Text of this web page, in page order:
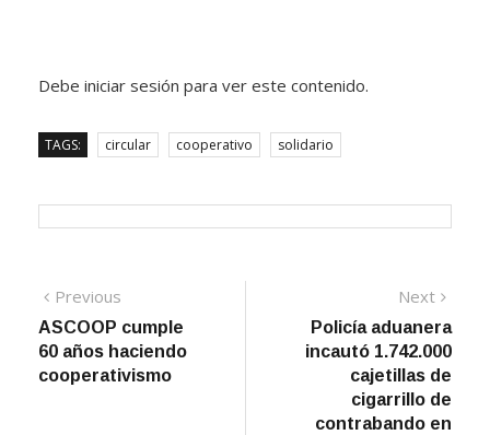
Debe iniciar sesión para ver este contenido.
TAGS: circular cooperativo solidario
Navegación
de
entradas
Previous
post:
ASCOOP cumple
60 años haciendo
cooperativismo
Next
post:
Policía aduanera
incautó 1.742.000
cajetillas de
cigarrillo de
contrabando en